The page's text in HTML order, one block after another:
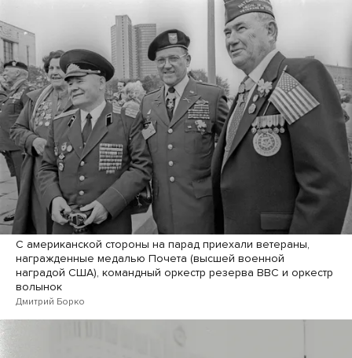
С американской стороны на парад приехали ветераны,
награжденные медалью Почета (высшей военной
наградой США), командный оркестр резерва ВВС и оркестр
волынок
Дмитрий Борко